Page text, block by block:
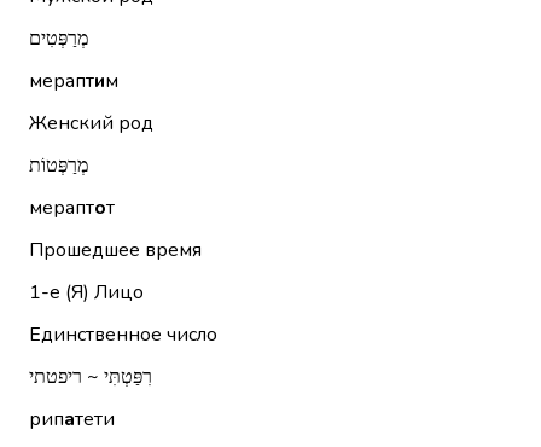
מְרַפְּטִים
мераптим
Женский род
מְרַפְּטוֹת
мераптот
Прошедшее время
1-е (Я) Лицо
Единственное число
רִפַּטְתִּי ~ ריפטתי
рипатети